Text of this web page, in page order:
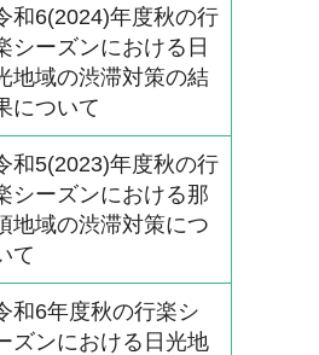
和6(2024)年度秋の行
シーズンにおける日
地域の渋滞対策の結
について
和5(2023)年度秋の行
シーズンにおける那
地域の渋滞対策につ
て
和6年度秋の行楽シ
ズンにおける日光地